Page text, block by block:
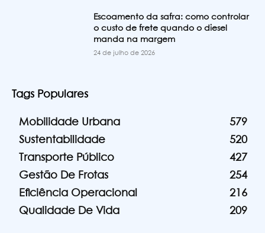
Escoamento da safra: como controlar
o custo de frete quando o diesel
manda na margem
24 de julho de 2026
Tags Populares
Mobilidade Urbana
579
Sustentabilidade
520
Transporte Público
427
Gestão De Frotas
254
Eficiência Operacional
216
Qualidade De Vida
209